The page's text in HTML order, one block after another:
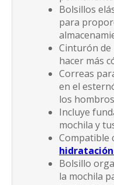
Bolsillos
para
Cinturón de
hacer más
Correas
en el
los hombros
Incluye
mochila y
Compatible
hidratación
Bolsillo
la mochila